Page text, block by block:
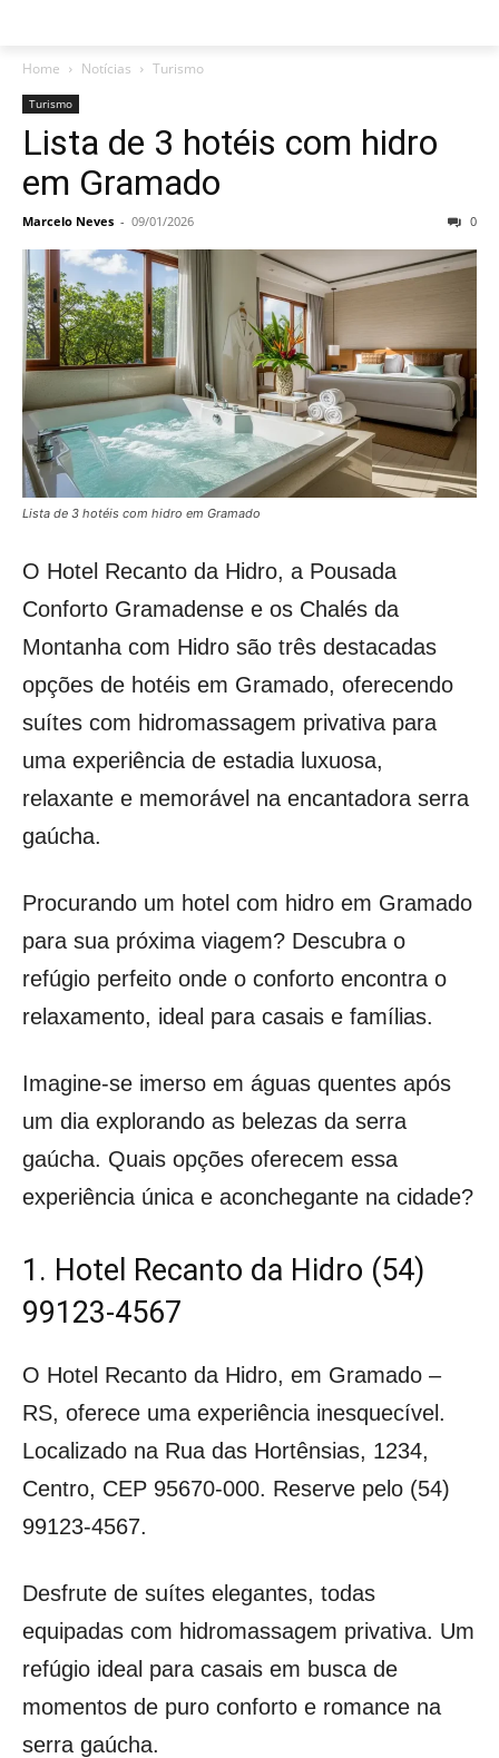
Home Notícias Turismo
Turismo
Lista de 3 hotéis com hidro
em Gramado
Marcelo Neves - 09/01/2026 0
Lista de 3 hotéis com hidro em Gramado
O Hotel Recanto da Hidro, a Pousada
Conforto Gramadense e os Chalés da
Montanha com Hidro são três destacadas
opções de hotéis em Gramado, oferecendo
suítes com hidromassagem privativa para
uma experiência de estadia luxuosa,
relaxante e memorável na encantadora serra
gaúcha.
Procurando um hotel com hidro em Gramado
para sua próxima viagem? Descubra o
refúgio perfeito onde o conforto encontra o
relaxamento, ideal para casais e famílias.
Imagine-se imerso em águas quentes após
um dia explorando as belezas da serra
gaúcha. Quais opções oferecem essa
experiência única e aconchegante na cidade?
1. Hotel Recanto da Hidro (54)
99123-4567
O Hotel Recanto da Hidro, em Gramado –
RS, oferece uma experiência inesquecível.
Localizado na Rua das Hortênsias, 1234,
Centro, CEP 95670-000. Reserve pelo (54)
99123-4567.
Desfrute de suítes elegantes, todas
equipadas com hidromassagem privativa. Um
refúgio ideal para casais em busca de
momentos de puro conforto e romance na
serra gaúcha.